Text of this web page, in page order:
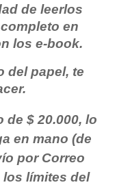
de leerlos
en
los e-book.
del papel, te
de $ 20.000, lo
en mano (de
por Correo
límites del